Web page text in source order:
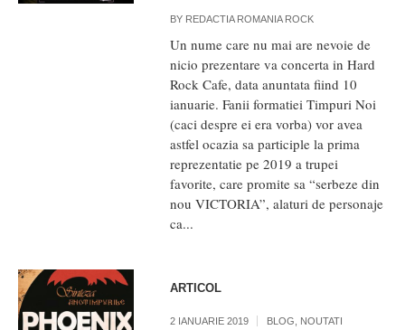
BY REDACTIA ROMANIA ROCK
Un nume care nu mai are nevoie de
nicio prezentare va concerta in Hard
Rock Cafe, data anuntata fiind 10
ianuarie. Fanii formatiei Timpuri Noi
(caci despre ei era vorba) vor avea
astfel ocazia sa participle la prima
reprezentatie pe 2019 a trupei
favorite, care promite sa “serbeze din
nou VICTORIA”, alaturi de personaje
ca...
ARTICOL
2 IANUARIE 2019 BLOG NOUTATI